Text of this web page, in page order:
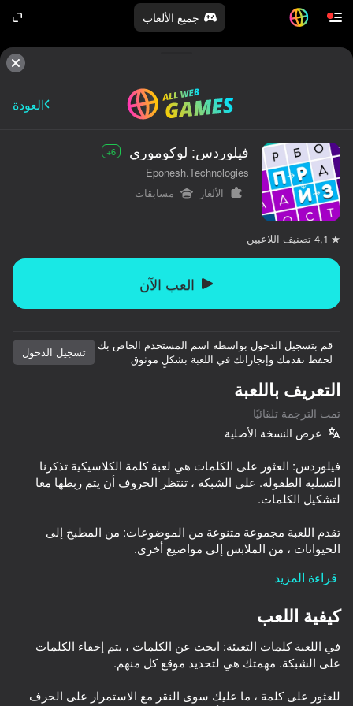
جميع الألعاب
العودة
فيلوردس: لوكوموري 6+
Eponesh.Technologies
الألغاز
مسابقات
4,1 تصنيف اللاعبين
العب الآن
قم بتسجيل الدخول بواسطة اسم المستخدم الخاص بك
لحفظ تقدمك وإنجازاتك في اللعبة بشكلٍ موثوق
تسجيل الدخول
التعريف باللعبة
تمت الترجمة تلقائيًا
عرض النسخة الأصلية
فيلوردس: العثور على الكلمات هي لعبة كلمة الكلاسيكية تذكرنا
التسلية الطفولة. على الشبكة ، تنتظر الحروف أن يتم ربطها معا
تقدم اللعبة مجموعة متنوعة من الموضوعات: من المطبخ إلى
حدد حجم الشبكة المفضل لديك ، وستقوم اللعبة بصياغة تحد فريد
مساعدة القط عالم في رعاية شجرة البلوط حلمه! جمع المكافآت
قراءة المزيد
كيفية اللعب
في اللعبة كلمات التعبئة: ابحث عن الكلمات ، يتم إخفاء الكلمات
للعثور على كلمة ، ما عليك سوى النقر مع الاستمرار على الحرف